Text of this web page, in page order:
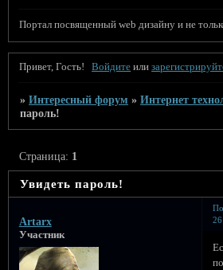
Портал посвященный web дизайну и не
Привет, Гость! Войдите или
»Интересный форум »Интернет
пароль!
Увидеть пароль!
Страница: 1
Artarx
Участник